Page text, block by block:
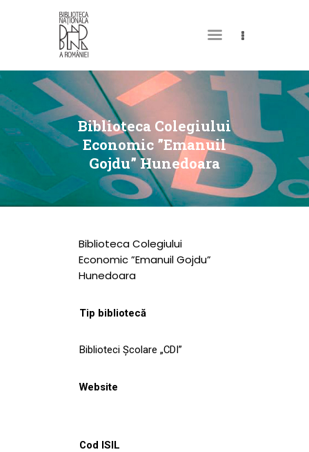
Biblioteca Colegiului
Economic ”Emanuil
Gojdu” Hunedoara
DESPRE NOI
PERMISUL MEU DE
BIBLIOTECĂ
CATALOAGE ȘI
COLECȚII
BIBLIOTECA DIGITALĂ
EVENIMENTE
CULTURALE
SPAȚII
NOUTĂȚI
Biblioteca Colegiului
Economic ”Emanuil Gojdu”
Hunedoara
Tip bibliotecă
Biblioteci Școlare „CDI”
Website
Cod ISIL